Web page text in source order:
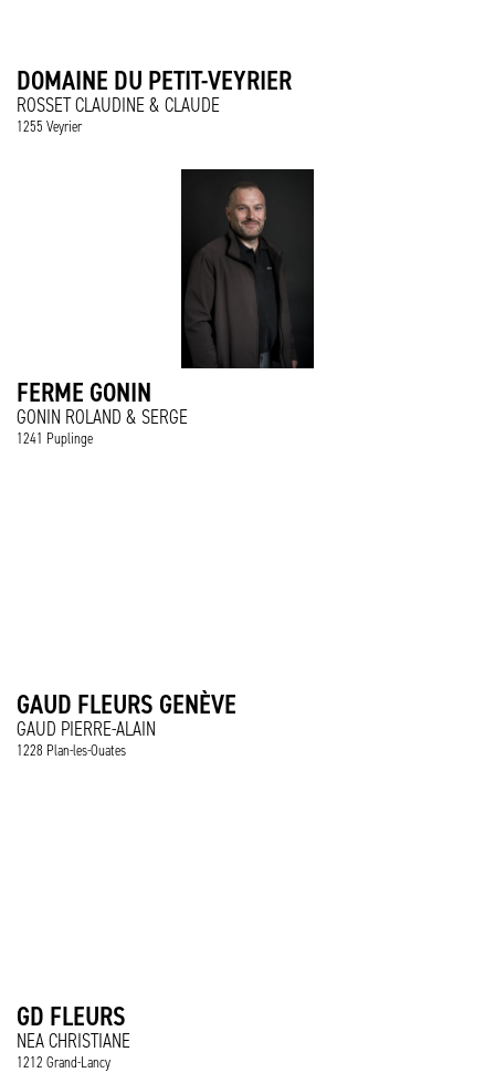
DOMAINE DU PETIT-VEYRIER
ROSSET CLAUDINE & CLAUDE
1255 Veyrier
FERME GONIN
GONIN ROLAND & SERGE
1241 Puplinge
GAUD FLEURS GENÈVE
GAUD PIERRE-ALAIN
1228 Plan-les-Ouates
GD FLEURS
NEA CHRISTIANE
1212 Grand-Lancy